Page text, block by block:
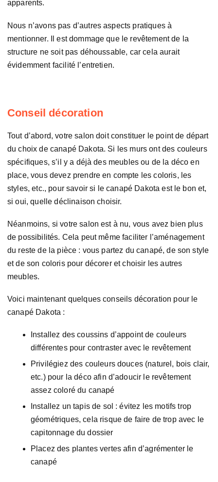
apparents.
Nous n’avons pas d’autres aspects pratiques à
mentionner. Il est dommage que le revêtement de la
structure ne soit pas déhoussable, car cela aurait
évidemment facilité l’entretien.
Conseil décoration
Tout d’abord, votre salon doit constituer le point de départ
du choix de canapé Dakota. Si les murs ont des couleurs
spécifiques, s’il y a déjà des meubles ou de la déco en
place, vous devez prendre en compte les coloris, les
styles, etc., pour savoir si le canapé Dakota est le bon et,
si oui, quelle déclinaison choisir.
Néanmoins, si votre salon est à nu, vous avez bien plus
de possibilités. Cela peut même faciliter l’aménagement
du reste de la pièce : vous partez du canapé, de son style
et de son coloris pour décorer et choisir les autres
meubles.
Voici maintenant quelques conseils décoration pour le
canapé Dakota :
Installez des coussins d’appoint de couleurs
différentes pour contraster avec le revêtement
Privilégiez des couleurs douces (naturel, bois clair,
etc.) pour la déco afin d’adoucir le revêtement
assez coloré du canapé
Installez un tapis de sol : évitez les motifs trop
géométriques, cela risque de faire de trop avec le
capitonnage du dossier
Placez des plantes vertes afin d’agrémenter le
canapé